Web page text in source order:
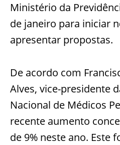
Ministério da
de janeiro para iniciar
apresentar propostas.
De acordo com
Alves, vice-presidente
Nacional de Médicos
recente aumento
de 9% neste ano. Este